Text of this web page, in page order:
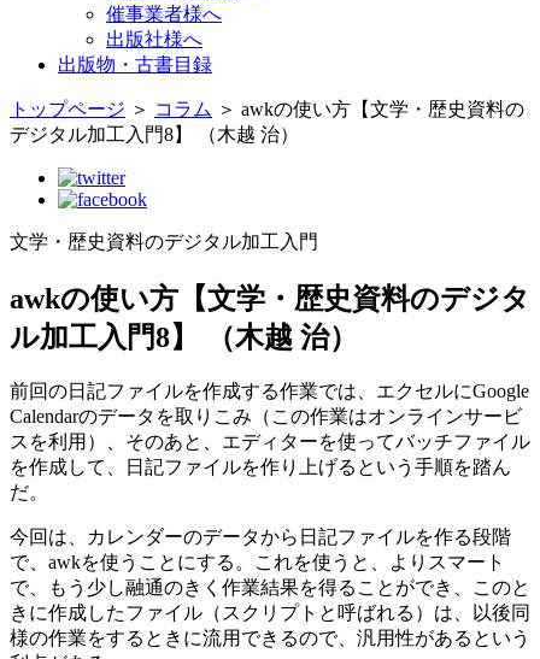
催事業者様へ
出版社様へ
出版物・古書目録
トップページ ＞ コラム ＞ awkの使い方【文学・歴史資料の
デジタル加工入門8】 （木越 治）
文学・歴史資料のデジタル加工入門
awkの使い方【文学・歴史資料のデジタ
ル加工入門8】 （木越 治）
前回の日記ファイルを作成する作業では、エクセルにGoogle
Calendarのデータを取りこみ（この作業はオンラインサービ
スを利用）、そのあと、エディターを使ってバッチファイル
を作成して、日記ファイルを作り上げるという手順を踏ん
だ。
今回は、カレンダーのデータから日記ファイルを作る段階
で、awkを使うことにする。これを使うと、よりスマート
で、もう少し融通のきく作業結果を得ることができ、このと
きに作成したファイル（スクリプトと呼ばれる）は、以後同
様の作業をするときに流用できるので、汎用性があるという